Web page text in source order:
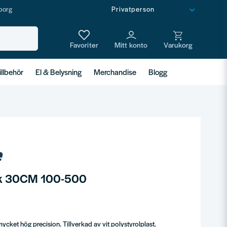
El & Belysning Merchandise Blogg
30CM 100-500
hög precision. Tillverkad av vit polystyrolplast.